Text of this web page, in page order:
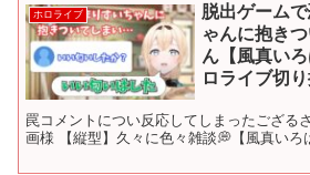
ホロライブ
脱出ゲーム
ゃんに抱き
ん【風真い
ロライブ切り
罠コメントについ反応してしまったござる
画様 【縦型】久々に色々雑談💭【風真いろ